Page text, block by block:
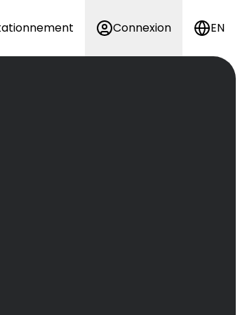
Connexion EN